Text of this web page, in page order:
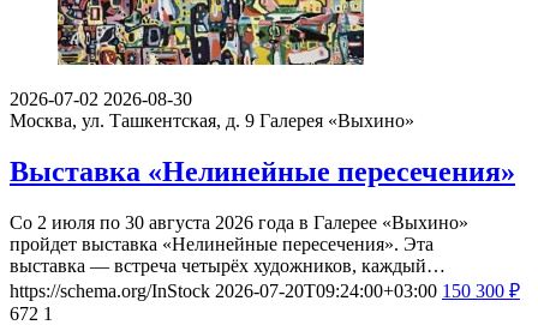
2026-07-02 2026-08-30
Москва, ул. Ташкентская, д. 9 Галерея «Выхино»
Выставка «Нелинейные пересечения»
Со 2 июля по 30 августа 2026 года в Галерее «Выхино»
пройдет выставка «Нелинейные пересечения». Эта
выставка — встреча четырёх художников, каждый…
https://schema.org/InStock 2026-07-20T09:24:00+03:00 150 300 ₽
672 1